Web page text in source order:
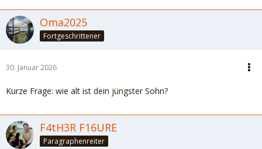
Oma2025
Fortgeschrittener
30. Januar 2026
Kurze Frage: wie alt ist dein jüngster Sohn?
F4tH3R F16URE
Paragraphenreiter